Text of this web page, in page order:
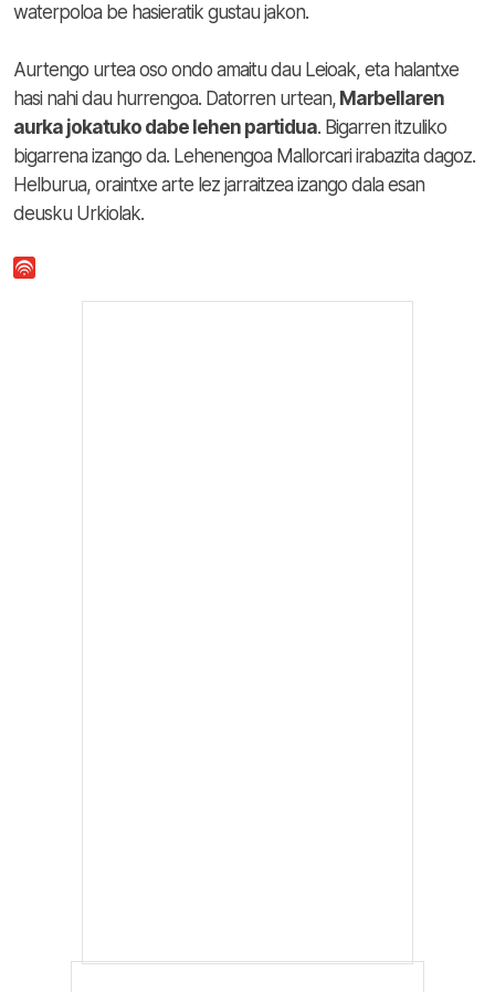
waterpoloa be hasieratik gustau jakon.
Aurtengo urtea oso ondo amaitu dau Leioak, eta halantxe
hasi nahi dau hurrengoa. Datorren urtean, Marbellaren
aurka jokatuko dabe lehen partidua. Bigarren itzuliko
bigarrena izango da. Lehenengoa Mallorcari irabazita dagoz.
Helburua, oraintxe arte lez jarraitzea izango dala esan
deusku Urkiolak.